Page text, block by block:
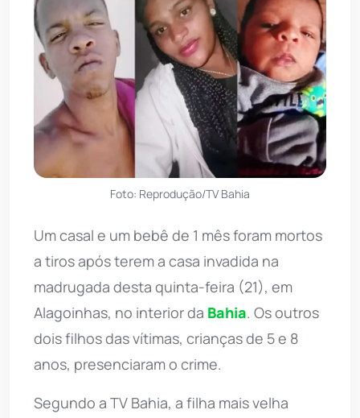
Foto: Reprodução/TV Bahia
Um casal e um bebê de 1 mês foram mortos
a tiros após terem a casa invadida na
madrugada desta quinta-feira (21), em
Alagoinhas, no interior da Bahia. Os outros
dois filhos das vítimas, crianças de 5 e 8
anos, presenciaram o crime.
Segundo a TV Bahia, a filha mais velha